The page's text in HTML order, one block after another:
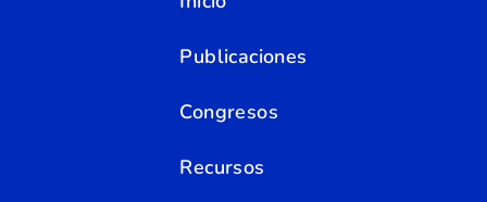
Publicaciones
Congresos
Recursos